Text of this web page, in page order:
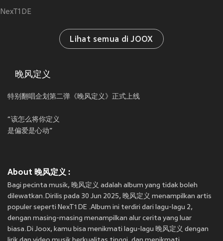
NexT1DE
Lihat semua di JOOX
晚风定义
特别翻唱企划第二弹《晚风定义》正式上线
“该怎么将你定义
是偏爱是心动”
About 晚风定义 :
Bagi pecinta musik, 晚风定义 adalah album yang tidak boleh
dilewatkan.Dirilis pada 30 Jun 2025, 晚风定义 menampilkan artis
populer seperti NexT1DE .Album ini terdiri dari lagu-lagu 2,
dengan masing-masing menampilkan alur cerita yang luar
biasa.Di Joox, kamu bisa menikmati lagu-lagu 晚风定义 dengan